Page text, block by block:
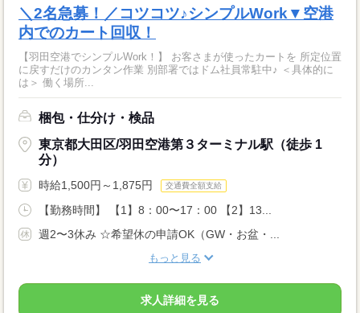
＼2名急募！／コツコツ♪シンプルWork▼空港
内でのカート回収！
【羽田空港でシンプルWork！】 お客さまが使ったカートを 所定位置
に戻すだけのカンタン作業 別部署ではドム社員常駐中♪ ＜具体的に
は＞ 働く場所...
梱包・仕分け・検品
東京都大田区/羽田空港第３ターミナル駅（徒歩 1
分）
時給1,500円～1,875円 交通費全額支給
【勤務時間】 【1】8：00〜17：00 【2】13...
週2〜3休み ☆希望休の申請OK（GW・お盆・...
もっと見る
求人詳細を見る